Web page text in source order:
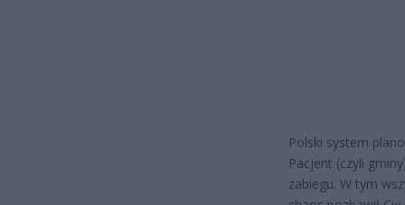
Polski system
Pacjent (czyli
zabiegu. W tym